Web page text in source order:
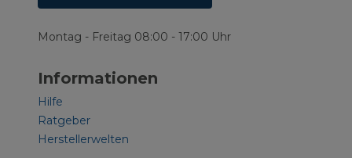
Montag - Freitag 08:00 - 17:00 Uhr
Informationen
Hilfe
Ratgeber
Herstellerwelten